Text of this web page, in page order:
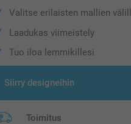
Valitse erilaisten mallien
Laadukas viimeistely
Tuo iloa lemmikillesi
Siirry designeihin
Toimitus